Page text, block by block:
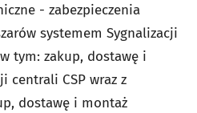
- zabezpieczenia
systemem Sygnalizacji
tym: zakup, dostawę i
centrali CSP wraz z
dostawę i montaż